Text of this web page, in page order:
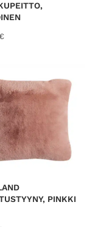
€
PINKKI